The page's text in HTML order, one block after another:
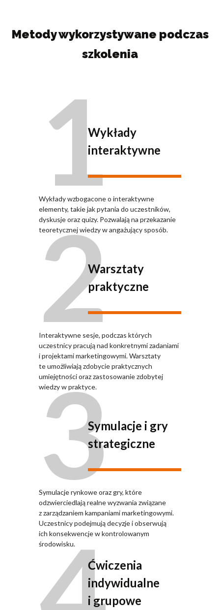
Metody wykorzystywane podczas
szkolenia
1Wykłady
interaktywne
Wykłady wzbogacone o interaktywne
elementy, takie jak pytania do uczestników,
dyskusje oraz quizy. Pozwalają na przekazanie
teoretycznej wiedzy w angażujący sposób.
2Warsztaty
praktyczne
Interaktywne sesje, podczas których
uczestnicy pracują nad konkretnymi zadaniami
i projektami marketingowymi. Warsztaty
te umożliwiają zdobycie praktycznych
umiejętności oraz zastosowanie zdobytej
wiedzy w praktyce.
3Symulacje i gry
strategiczne
Symulacje rynkowe oraz gry, które
odzwierciedlają realne wyzwania związane
z zarządzaniem kampaniami marketingowymi.
Uczestnicy podejmują decyzje i obserwują
ich konsekwencje w kontrolowanym
środowisku.
Ćwiczenia
indywidualne
i grupowe